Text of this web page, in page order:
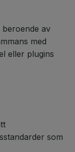
av
med
eller plugins
som